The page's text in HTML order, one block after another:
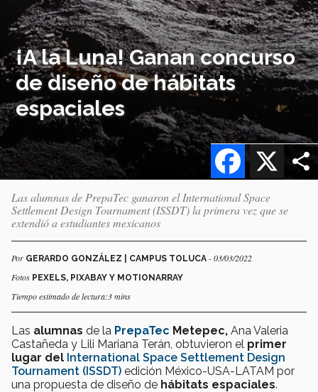
¡A la Luna! Ganan concurso
de diseño de hábitats
espaciales
X
Facebook
Las alumnas de PrepaTec ganaron el International Space
Settlement Design Tournament (ISSDT) la primera vez que se
extendió a estudiantes mexicanos
Por GERARDO GONZÁLEZ | CAMPUS TOLUCA - 03/03/2022
Fotos PEXELS, PIXABAY Y MOTIONARRAY
Tiempo estimado de lectura:3 mins
Las alumnas de la PrepaTec Metepec, Ana Valeria
Castañeda y Lili Mariana Terán, obtuvieron el primer
lugar del International Space Settlement Design
Tournament (ISSDT) edición México-USA-LATAM por
una propuesta de diseño de hábitats espaciales.